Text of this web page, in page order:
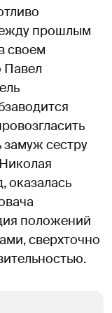
прошлым
своем
Павел
замуж сестру
оказалась
положений
сверхточно